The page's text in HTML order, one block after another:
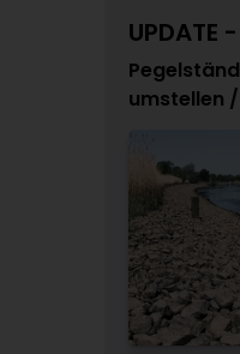
UPDATE
umstellen